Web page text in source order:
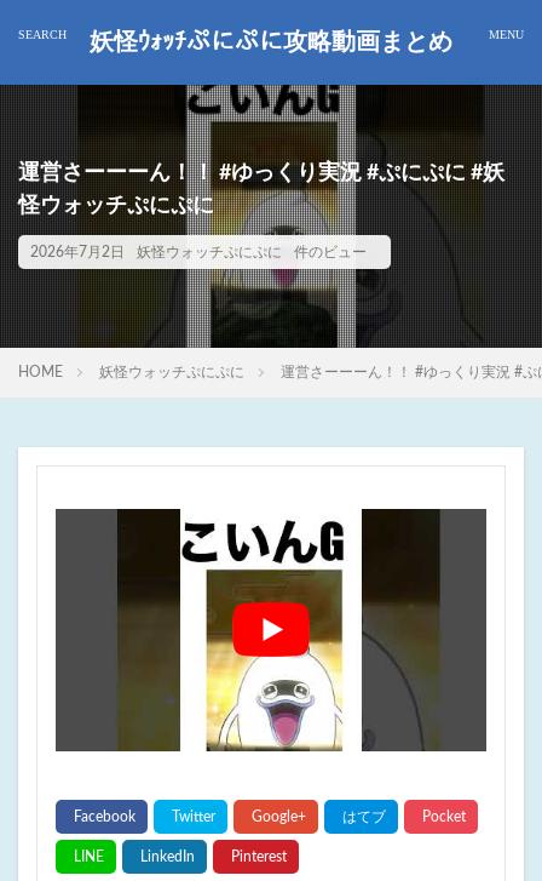
妖怪ｳｫｯﾁぷにぷに攻略動画まとめ
運営さーーーん！！ #ゆっくり実況 #ぷにぷに #妖
怪ウォッチぷにぷに
2026年7月2日 妖怪ウォッチぷにぷに 件のビュー
HOME 妖怪ウォッチぷにぷに 運営さーーーん！！ #ゆっくり実況 #